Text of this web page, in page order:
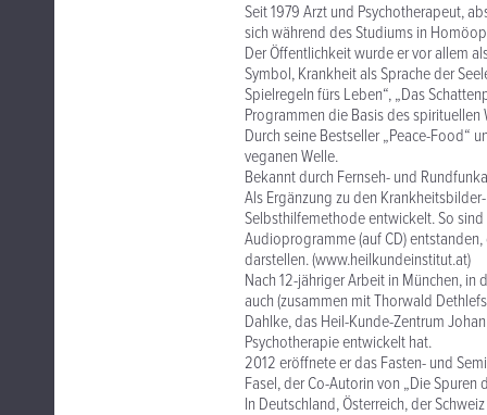
Seit 1979 Arzt und Psychotherapeut,
sich während des Studiums in
Der Öffentlichkeit wurde er vor allem
Symbol, Krankheit als Sprache der
Spielregeln fürs Leben“, „Das
Programmen die Basis des
Durch seine Bestseller „Peace-Food“
veganen Welle.
Bekannt durch Fernseh- und
Als Ergänzung zu den
Selbsthilfemethode entwickelt. So
Audioprogramme (auf CD)
darstellen. (www.heilkundeinstitut.at)
Nach 12-jähriger Arbeit in München,
auch (zusammen mit Thorwald
Dahlke, das Heil-Kunde-Zentrum
Psychotherapie entwickelt hat.
2012 eröffnete er das Fasten- und
Fasel, der Co-Autorin von „Die Spuren
In Deutschland, Österreich, der